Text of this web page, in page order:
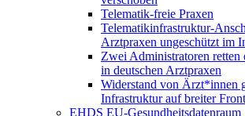
Telematik-freie Praxen
Telematikinfrastruktur-
Arztpraxen ungeschützt im
Zwei Administratoren retten
in deutschen Arztpraxen
Widerstand von Ärzt*innen
Infrastruktur auf breiter Front
EHDS EU-Gesundheitsdatenraum